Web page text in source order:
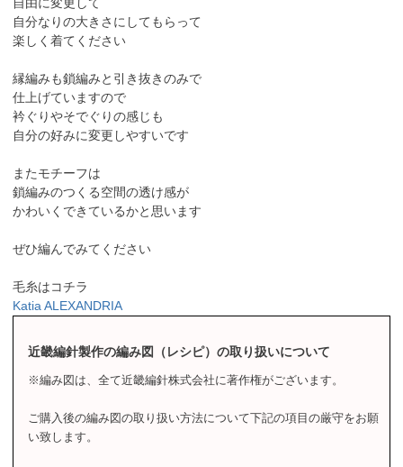
自分なりの大きさにしてもらって
楽しく着てください
縁編みも鎖編みと引き抜きのみで
仕上げていますので
衿ぐりやそでぐりの感じも
自分の好みに変更しやすいです
またモチーフは
鎖編みのつくる空間の透け感が
かわいくできているかと思います
ぜひ編んでみてください
毛糸はコチラ
Katia ALEXANDRIA
近畿編針製作の編み図（レシピ）の取り扱いについて
※編み図は、全て近畿編針株式会社に著作権がございます。
ご購入後の編み図の取り扱い方法について下記の項目の厳守をお願
い致します。